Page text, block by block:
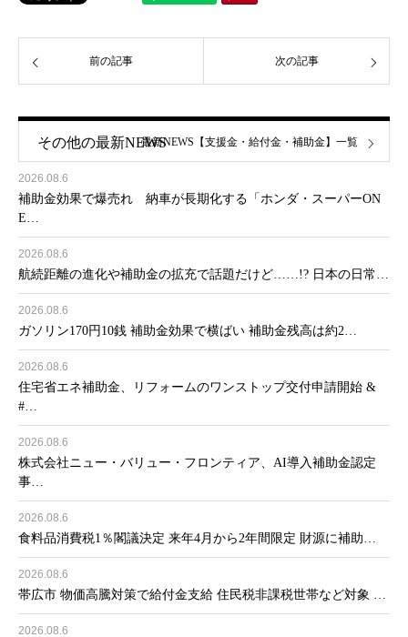
前の記事 次の記事
その他の最新NEWS
2026.08.6
補助金効果で爆売れ 納車が長期化する「ホンダ・スーパーON
E…
2026.08.6
航続距離の進化や補助金の拡充で話題だけど……!? 日本の日常…
2026.08.6
ガソリン170円10銭 補助金効果で横ばい 補助金残高は約2…
2026.08.6
住宅省エネ補助金、リフォームのワンストップ交付申請開始 &
#…
2026.08.6
株式会社ニュー・バリュー・フロンティア、AI導入補助金認定
事…
2026.08.6
食料品消費税1％閣議決定 来年4月から2年間限定 財源に補助…
2026.08.6
帯広市 物価高騰対策で給付金支給 住民税非課税世帯など対象 …
2026.08.6
最新NEWS【支援金・給付金・補助金】一覧